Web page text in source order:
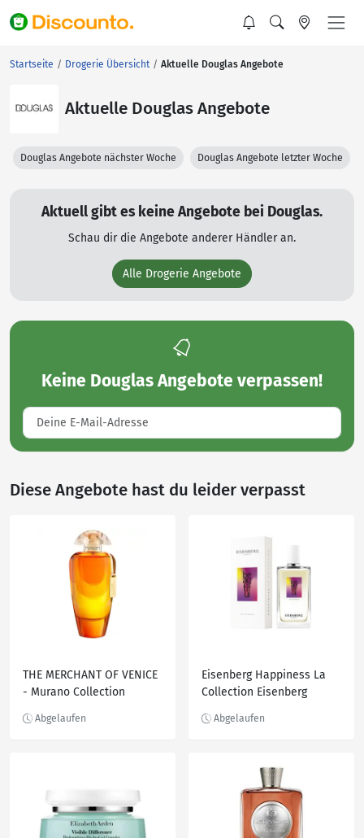
Startseite Drogerie Übersicht Aktuelle Douglas Angebote
Aktuelle Douglas Angebote
Douglas Angebote nächster Woche Douglas Angebote letzter Woche
Aktuell gibt es keine Angebote bei Douglas.
Schau dir die Angebote anderer Händler an.
Alle Drogerie Angebote
Keine Douglas Angebote verpassen!
Diese Angebote hast du leider verpasst
THE MERCHANT OF VENICE
- Murano Collection
Parfum 100 ml
Eisenberg Happiness La
Collection Eisenberg
Beautiful Eau de Parfum